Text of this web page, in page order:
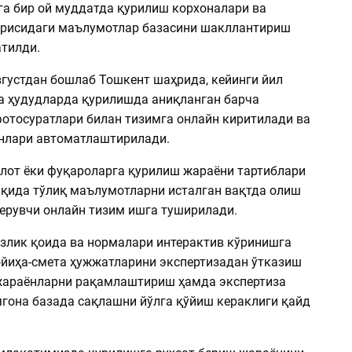
бир ой муддатда қурилиш корхоналари ва
маълумотлар базасини шакллантириш
бошлаб Тошкент шаҳрида, кейинги йил
қурилишда аниқланган барча
билан тизимга онлайн киритилади ва
автоматлаштирилади.
ёки фуқароларга қурилиш жараёни тартиблари
тўлиқ маълумотларни исталган вақтда олиш
онлайн тизим ишга туширилади.
қоида ва нормалари интерактив кўринишга
смета ҳужжатларини экспертизадан ўтказиш
рақамлаштириш ҳамда экспертиза
базада сақлашни йўлга қўйиш кераклиги қайд